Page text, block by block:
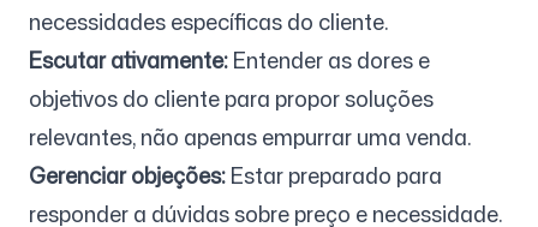
necessidades específicas do cliente.
Escutar ativamente:Entender as dores e
objetivos do cliente para propor soluções
relevantes, não apenas empurrar uma venda.
Gerenciar objeções:Estar preparado para
responder a dúvidas sobre preço e necessidade.